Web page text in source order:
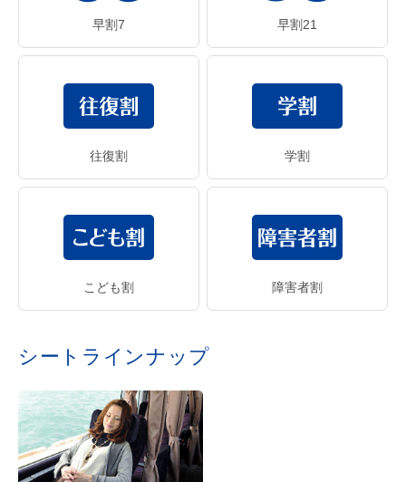
早割7 早割21
往復割 学割
こども割 障害者割
シートラインナップ